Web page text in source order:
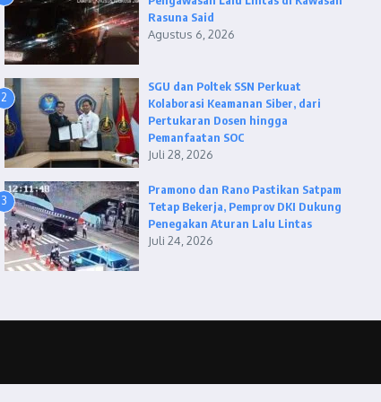
Rasuna Said
Agustus 6, 2026
2
SGU dan Poltek SSN Perkuat
Kolaborasi Keamanan Siber, dari
Pertukaran Dosen hingga
Pemanfaatan SOC
Juli 28, 2026
3
Pramono dan Rano Pastikan Satpam
Tetap Bekerja, Pemprov DKI Dukung
Penegakan Aturan Lalu Lintas
Juli 24, 2026